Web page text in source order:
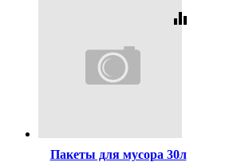
equalizer
Пакеты для мусора 30л